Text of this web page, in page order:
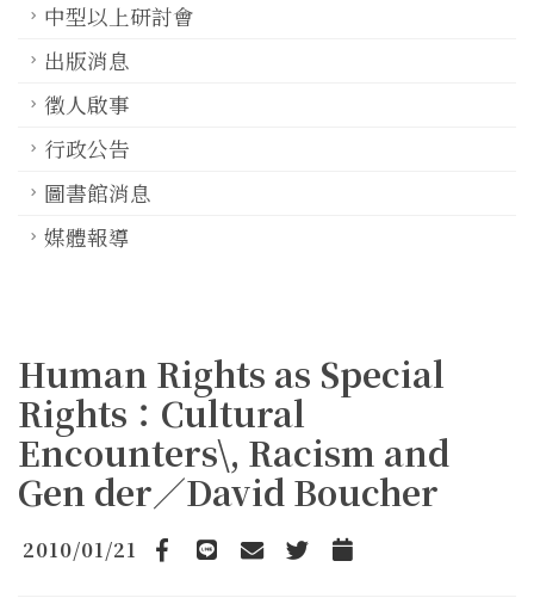
中型以上研討會
出版消息
徵人啟事
行政公告
圖書館消息
媒體報導
Human Rights as Special
Rights：Cultural
Encounters\, Racism and
Gen der／David Boucher
2010/01/21
Facebook
line emailTwitterAdd to Calendar